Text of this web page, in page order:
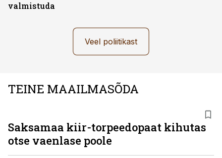
valmistuda
Veel poliitikast
TEINE MAAILMASÕDA
Saksamaa kiir-torpeedo­paat kihutas
otse vaenlase poole